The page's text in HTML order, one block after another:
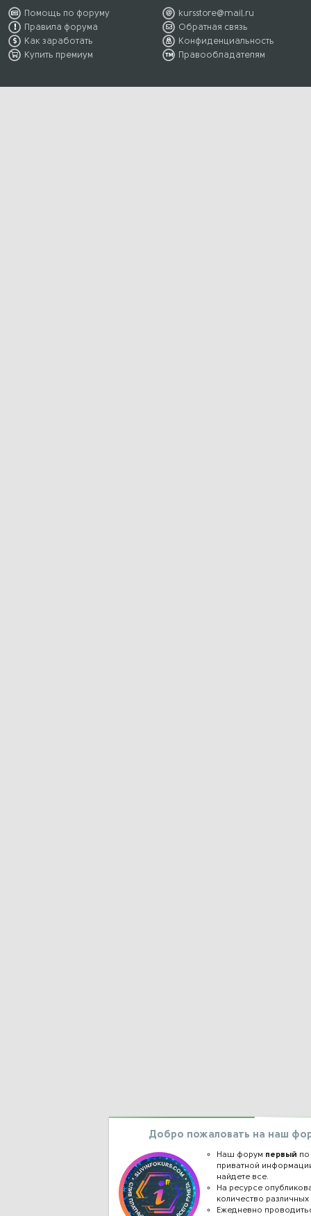
Помощь по форуму
Правила форума
Как заработать
Купить премиум
kursstore@mail.ru
Обратная связь
Конфиденциальность
Правообладателям
Добро пожаловать на наш
Наш форум первый
приватной
найдете все.
На ресурсе
количество различных
Ежедневно